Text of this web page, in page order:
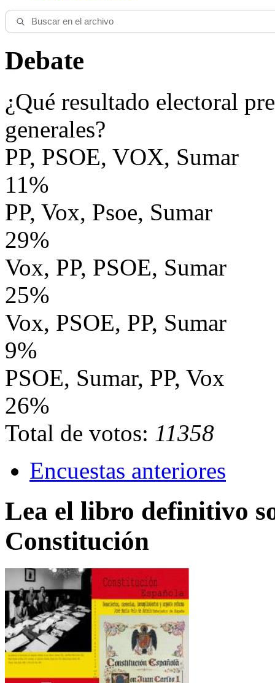
Debate
¿Qué resultado electoral
generales?
PP, PSOE, VOX, Sumar
11%
PP, Vox, Psoe, Sumar
29%
Vox, PP, PSOE, Sumar
25%
Vox, PSOE, PP, Sumar
9%
PSOE, Sumar, PP, Vox
26%
Total de votos: 11358
Encuestas anteriores
Lea el libro definitivo
Constitución